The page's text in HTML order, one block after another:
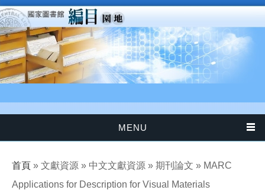
移至主內容
MENU
您在這裡
首頁 » 文獻資源 » 中文文獻資源 » 期刊論文 » MARC
Applications for Description for Visual Materials